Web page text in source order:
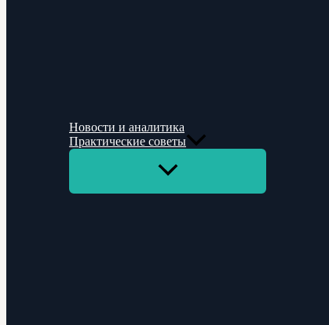
Новости и аналитика
Практические советы
Переключатель